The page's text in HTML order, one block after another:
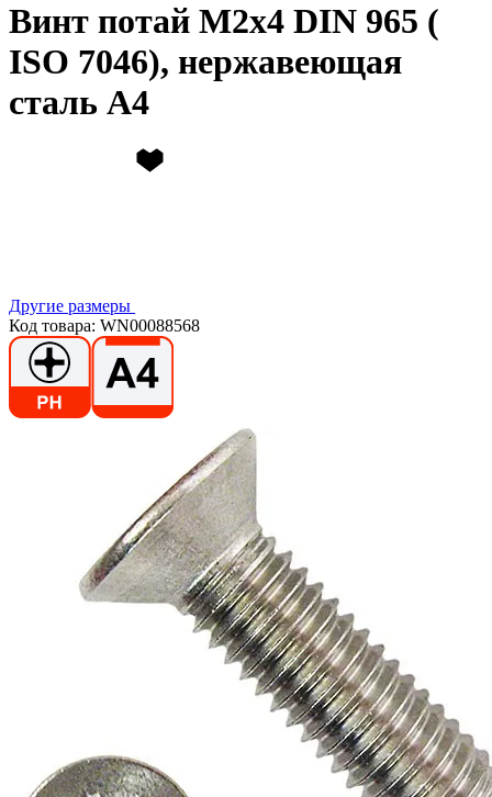
Винт потай М2х4 DIN 965 (
ISO 7046), нержавеющая
сталь А4
Другие размеры
Код товара: WN00088568